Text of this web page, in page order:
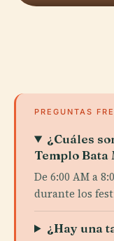
PREGUNTAS
¿Cuáles
Templo Bata
De 6:00 AM a
durante los
¿Hay una